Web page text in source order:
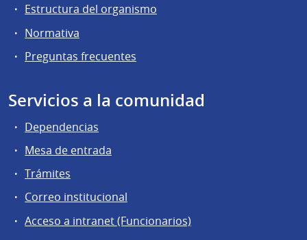
Estructura del organismo
Normativa
Preguntas frecuentes
Servicios a la comunidad
Dependencias
Mesa de entrada
Trámites
Correo institucional
Acceso a intranet (Funcionarios)